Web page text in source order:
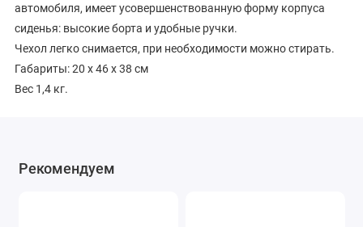
автомобиля, имеет усовершенствованную форму корпуса
сиденья: высокие борта и удобные ручки.
Чехол легко снимается, при необходимости можно стирать.
Габариты: 20 х 46 х 38 см
Вес 1,4 кг.
Рекомендуем